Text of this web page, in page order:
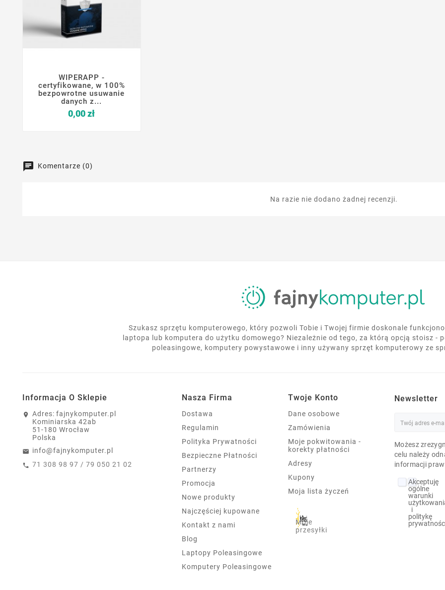
   
WIPERAPP -
certyfikowane, w 100%
bezpowrotne usuwanie
danych z...
0,00 złCena
Komentarze (0)
Na razie nie dodano żadnej recenzji.
Szukasz sprzętu komputerowego, który pozwoli Tobie i Twojej firmie doskonale
laptopa lub komputera do użytku domowego? Niezależnie od tego, za którą opcją stoisz -
poleasingowe, komputery powystawowe i inny używany sprzęt komputerowy ze
Informacja O Sklepie
Adres: fajnykomputer.pl
Kominiarska 42ab
51-180 Wrocław
Polska
info@fajnykomputer.pl
71 308 98 97 / 79 050 21 02
Nasza Firma
Dostawa
Regulamin
Polityka Prywatności
Bezpieczne Płatności
Partnerzy
Promocja
Nowe produkty
Najczęściej kupowane
Kontakt z nami
Blog
Laptopy Poleasingowe
Komputery Poleasingowe
Twoje Konto
Dane osobowe
Zamówienia
Moje pokwitowania -
korekty płatności
Adresy
Kupony
Moja lista życzeń
Moje
przesyłki
Newsletter
Możesz
celu należy
informacji
Akceptuję
ogólne
warunki
i
politykę